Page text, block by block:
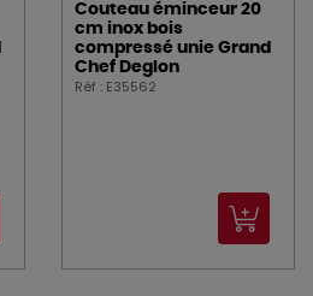
Couteau éminceur 20
cm inox bois
compressé unie Grand
Chef Deglon
Réf : E35562